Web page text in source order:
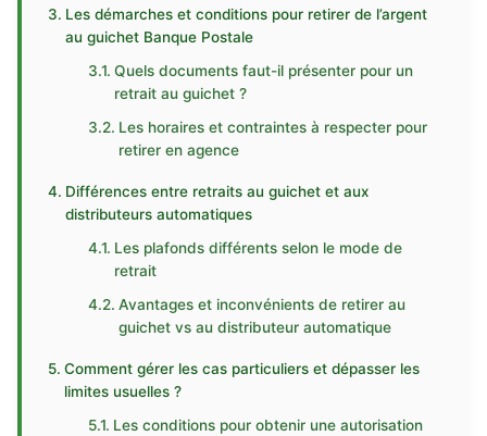
Les démarches et conditions pour retirer de l’argent
au guichet Banque Postale
Quels documents faut-il présenter pour un
retrait au guichet ?
Les horaires et contraintes à respecter pour
retirer en agence
Différences entre retraits au guichet et aux
distributeurs automatiques
Les plafonds différents selon le mode de
retrait
Avantages et inconvénients de retirer au
guichet vs au distributeur automatique
Comment gérer les cas particuliers et dépasser les
limites usuelles ?
Les conditions pour obtenir une autorisation